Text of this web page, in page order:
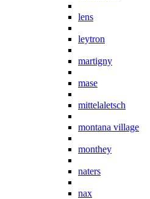
lens
leytron
martigny
mase
mittelaletsch
montana village
monthey
naters
nax